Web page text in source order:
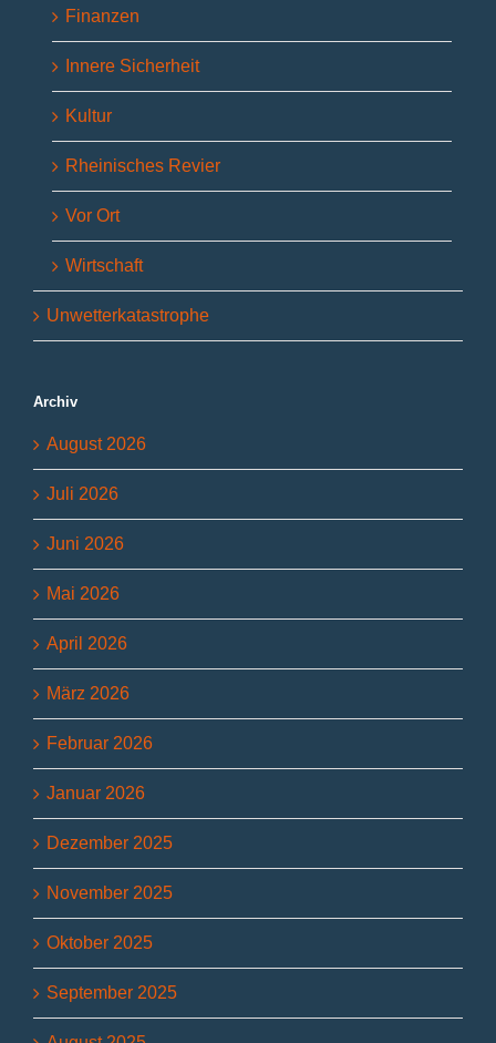
Finanzen
Innere Sicherheit
Kultur
Rheinisches Revier
Vor Ort
Wirtschaft
Unwetterkatastrophe
Archiv
August 2026
Juli 2026
Juni 2026
Mai 2026
April 2026
März 2026
Februar 2026
Januar 2026
Dezember 2025
November 2025
Oktober 2025
September 2025